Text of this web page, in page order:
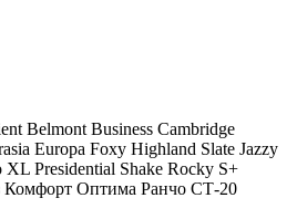
Belmont Business Cambridge
Europa Foxy Highland Slate Jazzy
XL Presidential Shake Rocky S+
Комфорт Оптима Ранчо СТ-20